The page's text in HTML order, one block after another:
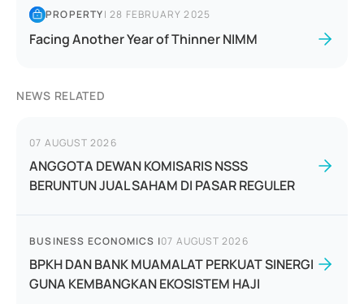
PROPERTY|28 FEBRUARY 2025
Facing Another Year of Thinner NIMM
NEWS RELATED
07 AUGUST 2026
ANGGOTA DEWAN KOMISARIS NSSS
BERUNTUN JUAL SAHAM DI PASAR REGULER
BUSINESS ECONOMICS |07 AUGUST 2026
BPKH DAN BANK MUAMALAT PERKUAT SINERGI
GUNA KEMBANGKAN EKOSISTEM HAJI